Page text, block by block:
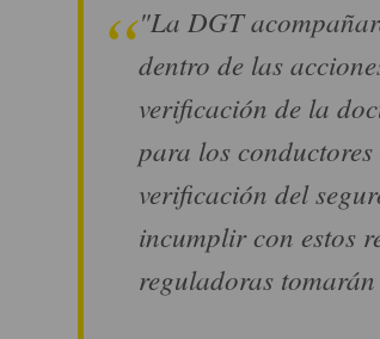
"La DGT
dentro de las
verificación de la
para los
verificación del
incumplir con estos
reguladoras